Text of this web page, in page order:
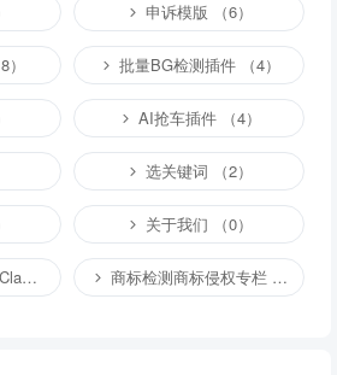
申诉模版 （6）
批量BG检测插件 （4）
AI抢车插件 （4）
选关键词 （2）
关于我们 （0）
2） 商标检测商标侵权专栏 （1）